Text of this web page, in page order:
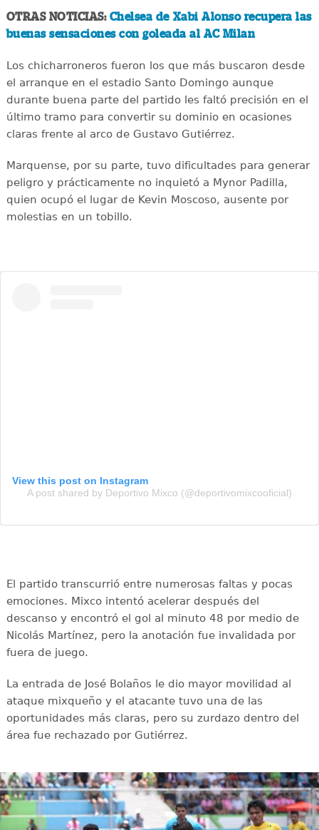
OTRAS NOTICIAS: Chelsea de Xabi Alonso recupera las
buenas sensaciones con goleada al AC Milan
Los chicharroneros fueron los que más buscaron desde
el arranque en el estadio Santo Domingo aunque
durante buena parte del partido les faltó precisión en el
último tramo para convertir su dominio en ocasiones
claras frente al arco de Gustavo Gutiérrez.
Marquense, por su parte, tuvo dificultades para generar
peligro y prácticamente no inquietó a Mynor Padilla,
quien ocupó el lugar de Kevin Moscoso, ausente por
molestias en un tobillo.
View this post on Instagram
A post shared by Deportivo Mixco (@deportivomixcooficial)
El partido transcurrió entre numerosas faltas y pocas
emociones. Mixco intentó acelerar después del
descanso y encontró el gol al minuto 48 por medio de
Nicolás Martínez, pero la anotación fue invalidada por
fuera de juego.
La entrada de José Bolaños le dio mayor movilidad al
ataque mixqueño y el atacante tuvo una de las
oportunidades más claras, pero su zurdazo dentro del
área fue rechazado por Gutiérrez.